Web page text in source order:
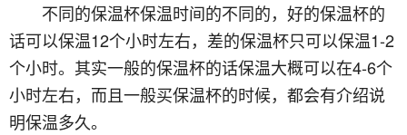
不同的保温杯保温时间的不同的，好的保温杯的
话可以保温12个小时左右，差的保温杯只可以保温1-2
个小时。其实一般的保温杯的话保温大概可以在4-6个
小时左右，而且一般买保温杯的时候，都会有介绍说
明保温多久。